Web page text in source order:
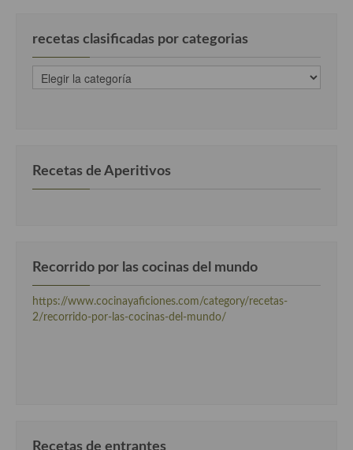
recetas clasificadas por categorias
recetas
clasificadas
Recetas de Aperitivos
Recorrido por las cocinas del mundo
https://www.cocinayaficiones.com/category/recetas-
2/recorrido-por-las-cocinas-del-mundo/
Recetas de entrantes